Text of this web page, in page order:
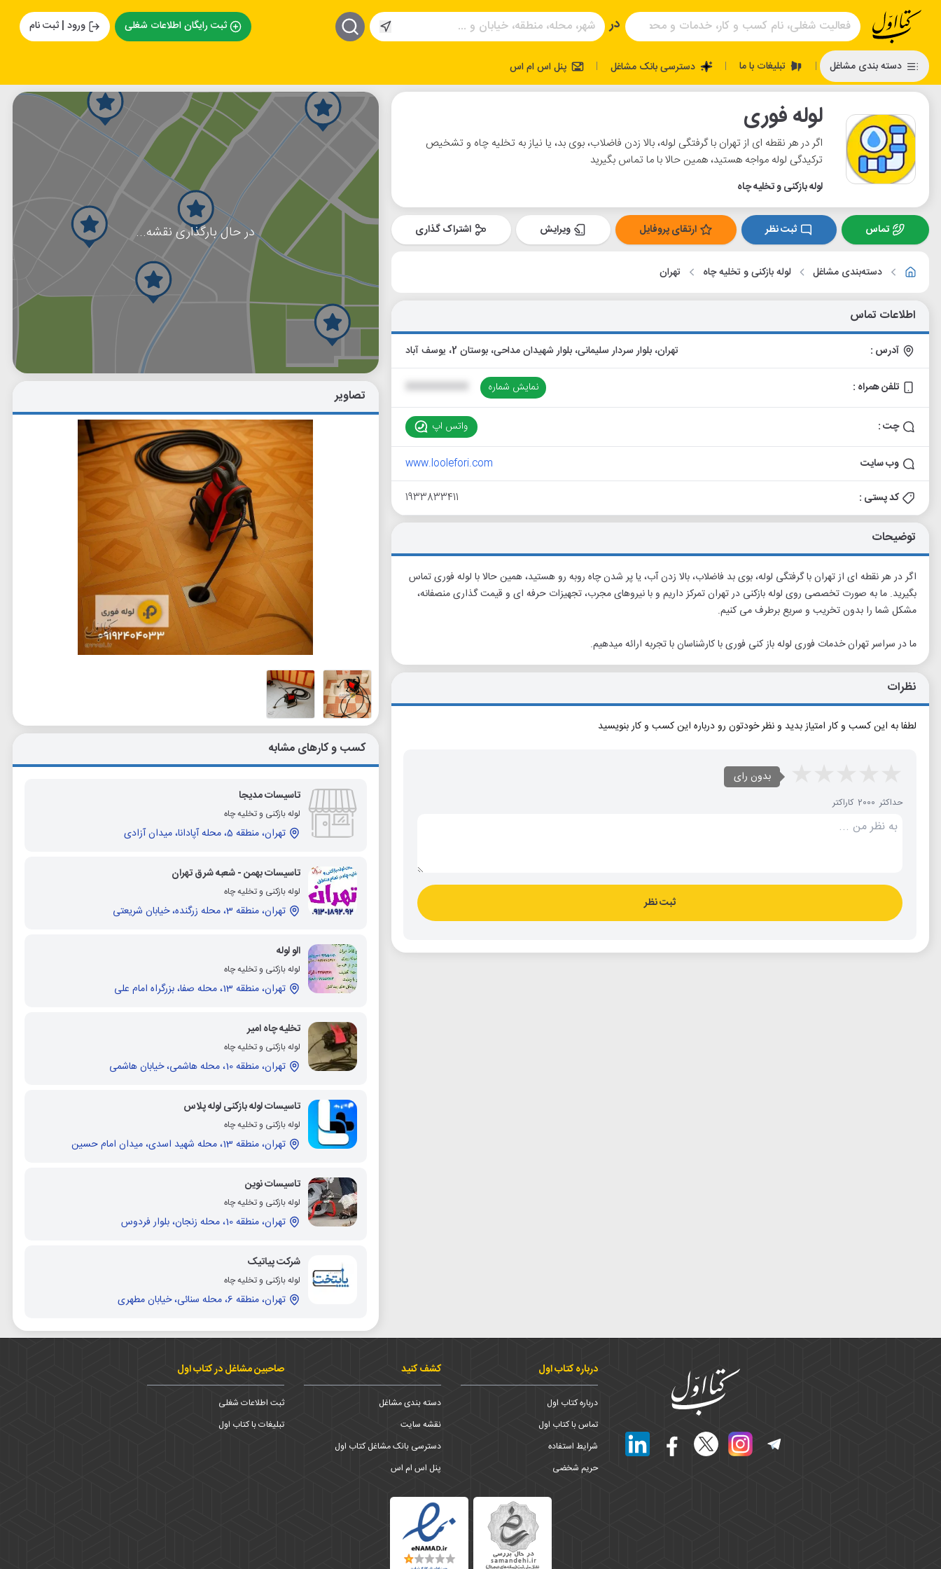
در ثبت رایگان اطلاعات شغلی ورود | ثبت نام
دسته بندی مشاغل | تبلیغات با ما | دسترسی بانک مشاغل | پنل اس ام اس
لوله فوری
اگر در هر نقطه ای از تهران با گرفتگی لوله، بالا زدن فاضلاب، بوی بد، یا نیاز به تخلیه چاه و تشخیص
ترکیدگی لوله مواجه هستید، همین حالا با ما تماس بگیرید
لوله بازکنی و تخلیه چاه
تماس ثبت نظر ارتقای پروفایل ویرایش اشتراک گذاری
دسته‌بندی مشاغل لوله بازکنی و تخلیه چاه تهران
اطلاعات تماس
آدرس : تهران، بلوار سردار سلیمانی، بلوار شهیدان مداحی، بوستان 2، یوسف آباد
تلفن همراه : نمایش شماره XXXXXXXXXX
چت : واتس اپ
وب سایت www.loolefori.com
کد پستی : 1933833411
توضیحات
اگر در هر نقطه ای از تهران با گرفتگی لوله، بوی بد فاضلاب، بالا زدن آب، یا پر شدن چاه روبه رو هستید، همین حالا با لوله فوری تماس
بگیرید. ما به صورت تخصصی روی لوله بازکنی در تهران تمرکز داریم و با نیروهای مجرب، تجهیزات حرفه ای و قیمت گذاری منصفانه،
مشکل شما را بدون تخریب و سریع برطرف می کنیم.
ما در سراسر تهران خدمات فوری لوله باز کنی فوری با کارشناسان با تجربه ارائه میدهیم.
نظرات
لطفا به این کسب و کار امتیاز بدید و نظر خودتون رو درباره این کسب و کار بنویسید
بدون رای
حداکثر 2000 کاراکتر
ثبت نظر
در حال بارگذاری نقشه...
تصاویر
کسب و کارهای مشابه
تاسیسات مدیجا
لوله بازکنی و تخلیه چاه
تهران، منطقه 5، محله آپادانا، میدان آزادی
تاسیسات بهمن - شعبه شرق تهران
لوله بازکنی و تخلیه چاه
تهران، منطقه 3، محله زرگنده، خیابان شریعتی
الو لوله
لوله بازکنی و تخلیه چاه
تهران، منطقه 13، محله صفا، بزرگراه امام علی
تخلیه چاه امیر
لوله بازکنی و تخلیه چاه
تهران، منطقه 10، محله هاشمی، خیابان هاشمی
تاسیسات لوله بازکنی لوله پلاس
لوله بازکنی و تخلیه چاه
تهران، منطقه 13، محله شهید اسدی، میدان امام حسین
تاسیسات نوین
لوله بازکنی و تخلیه چاه
تهران، منطقه 10، محله زنجان، بلوار فردوس
شرکت پیاتیک
لوله بازکنی و تخلیه چاه
تهران، منطقه 6، محله سنائی، خیابان مطهری
درباره کتاب اول
درباره کتاب اول
تماس با کتاب اول
شرایط استفاده
حریم شخضی
کشف کنید
دسته بندی مشاغل
نقشه سایت
دسترسی بانک مشاغل کتاب اول
پنل اس ام اس
صاحبین مشاغل در کتاب اول
ثبت اطلاعات شغلی
تبلیغات با کتاب اول